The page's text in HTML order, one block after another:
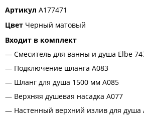
Артикул A177471
Цвет Черный матовый
Входит в комплект
Смеситель для ванны и душа Elbe
Подключение шланга A083
Шланг для душа 1500 мм А085
Верхняя душевая насадка A077
Настенный верхний излив для душа